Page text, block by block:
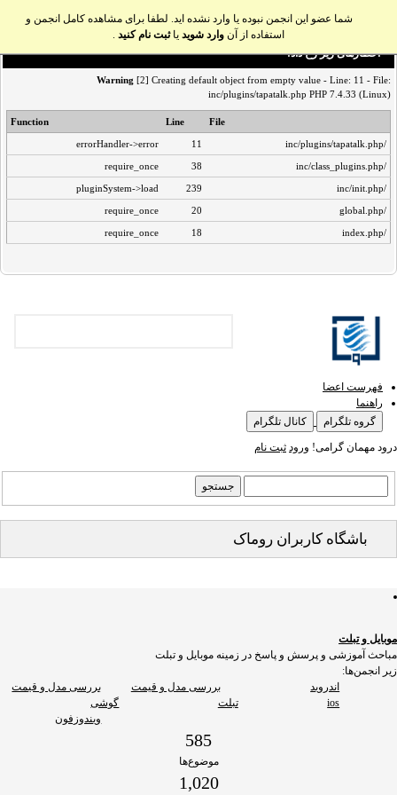
شما عضو این انجمن نبوده یا وارد نشده اید. لطفا برای مشاهده کامل انجمن و
استفاده از آن وارد شوید یاثبت نام کنید .
اخطار‌های زیر رخ داد:
Warning [2] Creating default object from empty value - Line: 11 - File:
inc/plugins/tapatalk.php PHP 7.4.33 (Linux)
File
Line
Function
/inc/plugins/tapatalk.php
11
errorHandler->error
/inc/class_plugins.php
38
require_once
/inc/init.php
239
pluginSystem->load
/global.php
20
require_once
/index.php
18
require_once
فهرست اعضا
راهنما
گروه تلگرام
کانال تلگرام
درود مهمان گرامی! ورود ثبت نام
باشگاه کاربران روماک
موبایل و تبلت
مباحث آموزشی و پرسش و پاسخ در زمینه موبایل و تبلت
زیر انجمن‌ها:
بررسی مدل و قیمت
گوشی
بررسی مدل و قیمت
تبلت
اندروید
ios
ویندوزفون
585
موضوع‌ها
1,020